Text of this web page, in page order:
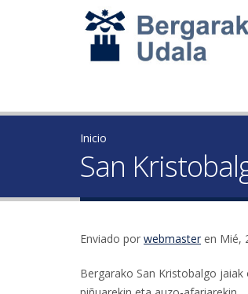
Inicio
San
Enviado por webmaster en Mié,
Bergarako San Kristobalgo